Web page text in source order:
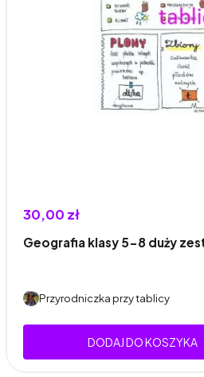
30,00 zł
Geografia klasy 5-8 duży
Przyrodniczka przy tablicy
DODAJ DO KOSZYKA